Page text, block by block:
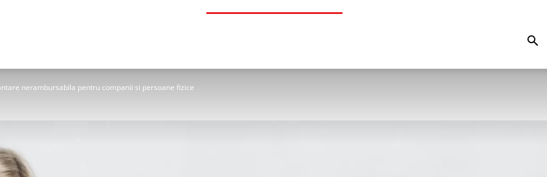
nerambursabila pentru companii si persoane fizice